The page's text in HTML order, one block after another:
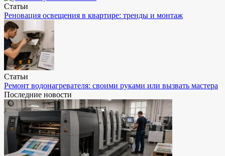
Статьи
Реновация освещения в квартире: тренды и монтаж
Статьи
Ремонт водонагревателя: своими руками или вызвать мастера
Последние новости